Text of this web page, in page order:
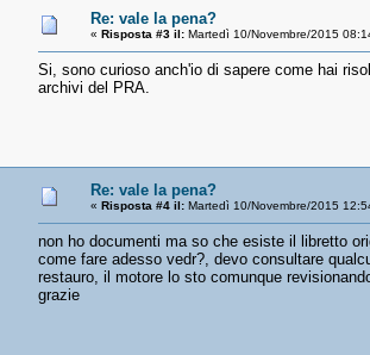
Re: vale la pena?
« Risposta #3 il: Martedì 10/Novembre/2015
Si, sono curioso anch'io di sapere come hai
archivi del PRA.
Re: vale la pena?
« Risposta #4 il: Martedì 10/Novembre/2015
non ho documenti ma so che esiste il libretto
come fare adesso vedr?, devo consultare
restauro, il motore lo sto comunque
grazie